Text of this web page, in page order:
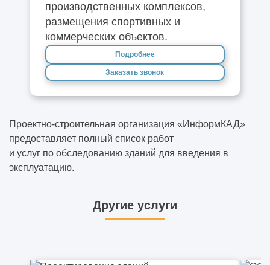
производственных комплексов,
размещения спортивных и
коммерческих объектов.
Подробнее
Заказать звонок
Проектно-строительная организация «ИнформКАД»
предоставляет полный список работ
и услуг по обследованию зданий для введения в
эксплуатацию.
Другие услуги